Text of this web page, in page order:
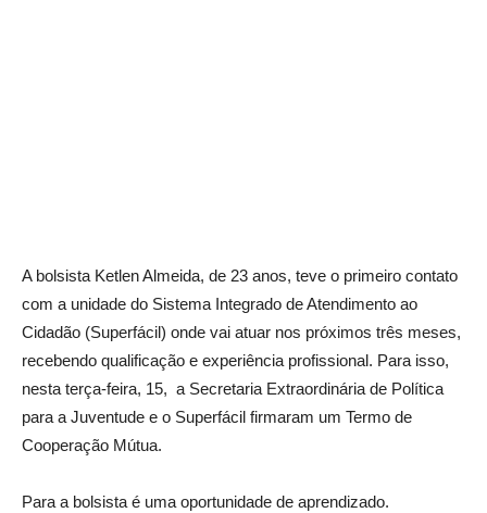
A bolsista Ketlen Almeida, de 23 anos, teve o primeiro contato
com a unidade do Sistema Integrado de Atendimento ao
Cidadão (Superfácil) onde vai atuar nos próximos três meses,
recebendo qualificação e experiência profissional. Para isso,
nesta terça-feira, 15, a Secretaria Extraordinária de Política
para a Juventude e o Superfácil firmaram um Termo de
Cooperação Mútua.
Para a bolsista é uma oportunidade de aprendizado.